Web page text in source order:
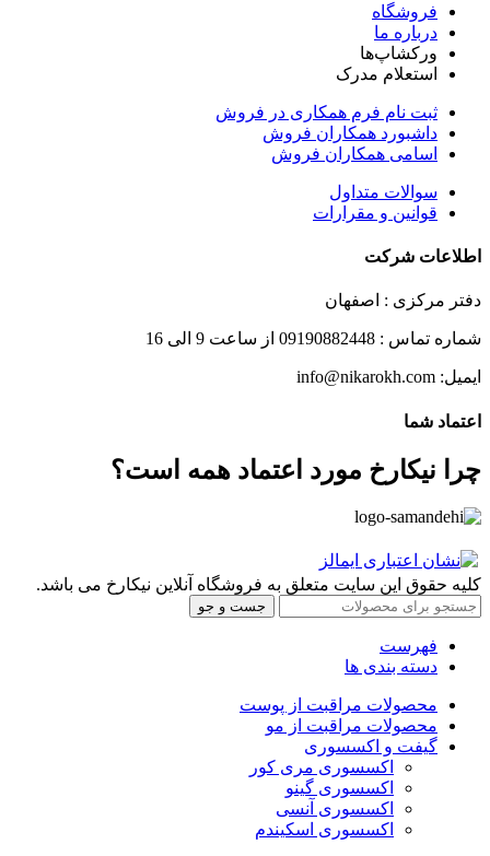
فروشگاه
درباره ما
ورکشاپ‌ها
استعلام مدرک
ثبت نام فرم همکاری در فروش
داشبورد همکاران فروش
اسامی همکاران فروش
سوالات متداول
قوانین و مقرارات
اطلاعات شرکت
دفتر مرکزی : اصفهان
شماره تماس : 09190882448 از ساعت 9 الی 16
ایمیل: info@nikarokh.com
اعتماد شما
چرا نیکارخ مورد اعتماد همه است؟
کلیه حقوق این سایت متعلق به فروشگاه آنلاین نیکارخ می باشد.
جست و جو
فهرست
دسته بندی ها
محصولات مراقبت از پوست
محصولات مراقبت از مو
گیفت و اکسسوری
اکسسوری مری کور
اکسسوری گینو
اکسسوری آنسی
اکسسوری اسکیندم